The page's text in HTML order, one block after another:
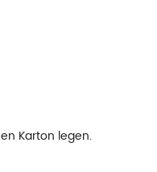
Karton legen.